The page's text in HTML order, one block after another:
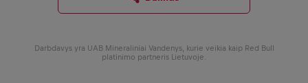
Darbdavys yra UAB Mineraliniai Vandenys, kurie veikia kaip Red Bull
platinimo partneris Lietuvoje.